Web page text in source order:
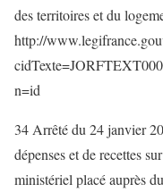
des territoires et du
http://
n=id
34 Arrêté du 24 janvier
dépenses et de recettes
ministériel placé auprès